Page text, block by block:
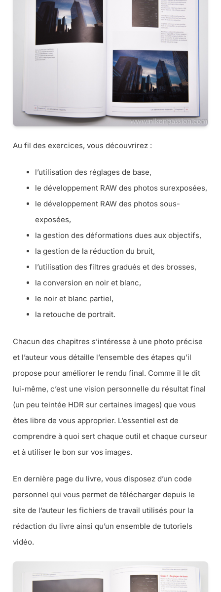
Au fil des exercices, vous découvrirez :
l’utilisation des réglages de base,
le développement RAW des photos surexposées,
le développement RAW des photos sous-
exposées,
la gestion des déformations dues aux objectifs,
la gestion de la réduction du bruit,
l’utilisation des filtres gradués et des brosses,
la conversion en noir et blanc,
le noir et blanc partiel,
la retouche de portrait.
Chacun des chapitres s’intéresse à une photo précise
et l’auteur vous détaille l’ensemble des étapes qu’il
propose pour améliorer le rendu final. Comme il le dit
lui-même, c’est une vision personnelle du résultat final
(un peu teintée HDR sur certaines images) que vous
êtes libre de vous approprier. L’essentiel est de
comprendre à quoi sert chaque outil et chaque curseur
et à utiliser le bon sur vos images.
En dernière page du livre, vous disposez d’un code
personnel qui vous permet de télécharger depuis le
site de l’auteur les fichiers de travail utilisés pour la
rédaction du livre ainsi qu’un ensemble de tutoriels
vidéo.